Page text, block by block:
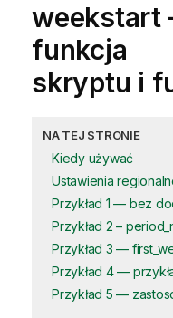
funkcja
skryptu i
NA TEJ STRONIE
Kiedy używać
Ustawienia
Przykład 1 — bez
Przykład 2 –
Przykład 3 —
Przykład 4 —
Przykład 5 —